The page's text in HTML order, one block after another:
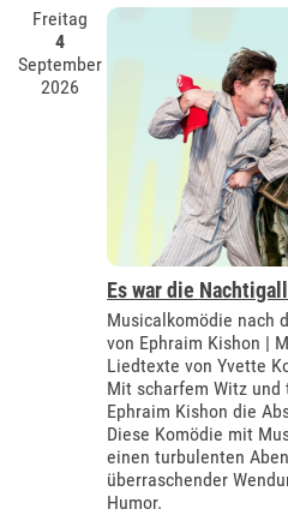
Freitag
4
September
2026
Es war die Nachtigall
Musicalkomödie nach
von Ephraim Kishon |
Liedtexte von Yvette
Mit scharfem Witz
Ephraim Kishon die
Diese Komödie mit
einen turbulenten
überraschender
Humor.